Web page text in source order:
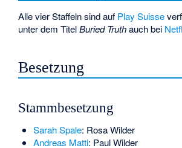
Alle vier Staffeln sind auf Play Suisse
unter dem TitelBuried Truthauch bei
Besetzung
Stammbesetzung
Sarah Spale: Rosa Wilder
Andreas Matti: Paul Wilder